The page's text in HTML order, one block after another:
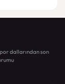
dallarından son